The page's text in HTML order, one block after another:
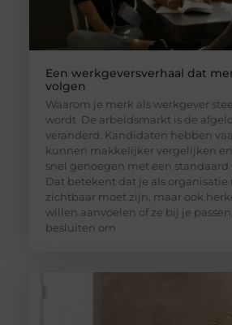
Een werkgeversverhaal dat
volgen
Waarom je merk als werkgever
wordt De arbeidsmarkt is de
veranderd. Kandidaten hebben
kunnen makkelijker vergelijken
snel genoegen met een standaard
Dat betekent dat je als organisatie
zichtbaar moet zijn, maar ook
willen aanvoelen of ze bij je
besluiten om